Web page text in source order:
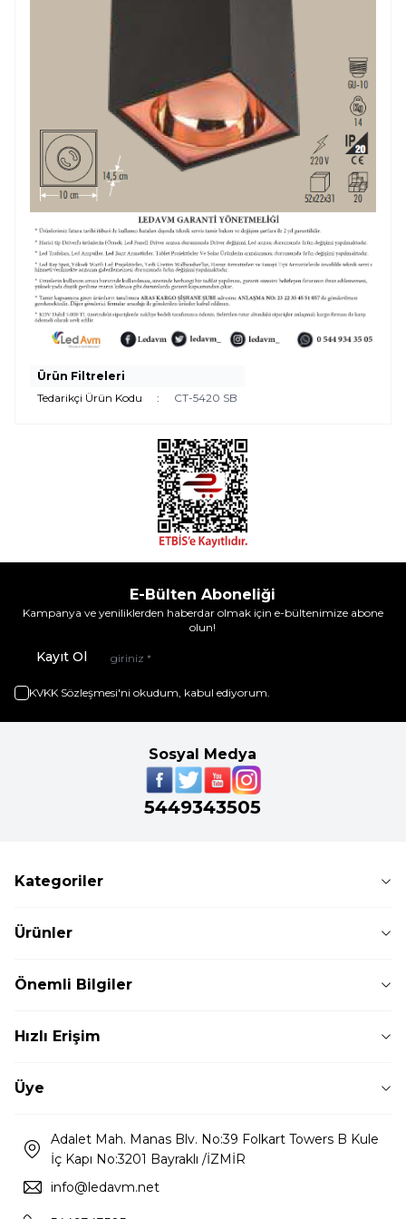
Ürün Filtreleri
Tedarikçi Ürün Kodu
: CT-5420 SB
E-Bülten Aboneliği
Kampanya ve yeniliklerden haberdar olmak için e-bültenimize abone
olun!
Kayıt Ol
KVKK Sözleşmesi'ni okudum, kabul ediyorum.
Sosyal Medya
5449343505
Kategoriler
Ürünler
Önemli Bilgiler
Hızlı Erişim
Üye
Adalet Mah. Manas Blv. No:39 Folkart Towers B Kule
İç Kapı No:3201 Bayraklı /İZMİR
info@ledavm.net